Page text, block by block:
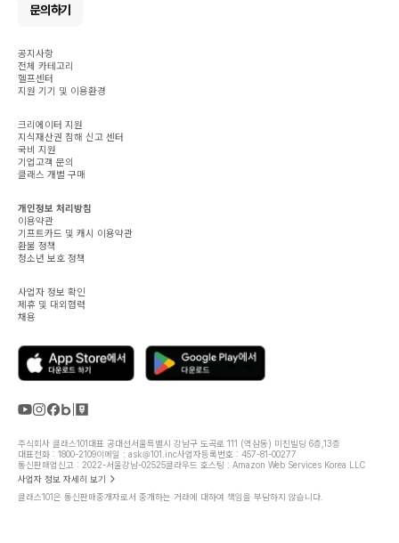
문의하기
공지사항
전체 카테고리
헬프센터
지원 기기 및 이용환경
크리에이터 지원
지식재산권 침해 신고 센터
국비 지원
기업고객 문의
클래스 개별 구매
개인정보 처리방침
이용약관
기프트카드 및 캐시 이용약관
환불 정책
청소년 보호 정책
사업자 정보 확인
제휴 및 대외협력
채용
주식회사 클래스101 대표 공대선서울특별시 강남구 도곡로 111 (역삼동) 미진빌딩 6층,13층
대표전화 : 1800-2109이메일 : ask@101.inc사업자등록번호 : 457-81-00277
통신판매업신고 : 2022-서울강남-02525클라우드 호스팅 : Amazon Web Services Korea LLC
사업자 정보 자세히 보기
클래스101은 통신판매중개자로서 중개하는 거래에 대하여 책임을 부담하지 않습니다.